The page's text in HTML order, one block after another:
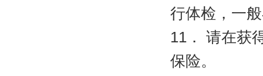
行体检，一
11 ．
请在获
保险。